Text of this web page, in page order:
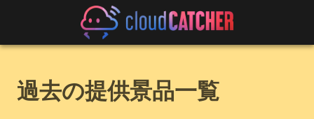
過去の提供景品一覧